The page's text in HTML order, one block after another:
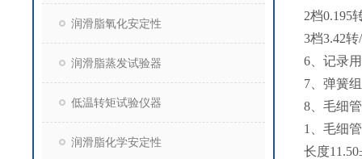
润滑脂氧化安定性
润滑脂蒸发试验器
低温转矩试验仪器
润滑脂化学安定性
2档0.195
3档3.42
6、记录
7、弹簧
8、毛细
1、毛细
长度